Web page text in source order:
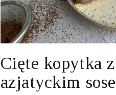
Cięte kopytka
azjatyckim